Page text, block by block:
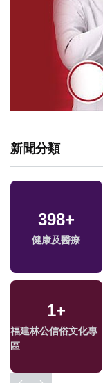
新聞分類
398+
健康及醫療
1+
福建林公信俗文化專
區